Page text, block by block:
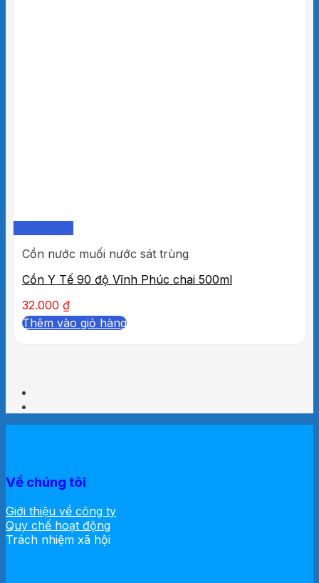
Cồn nước muối nước sát trùng
Cồn Y Tế 90 độ Vĩnh Phúc chai 500ml
32.000 ₫
Thêm vào giỏ hàng
Về chúng tôi
Giới thiệu về công ty
Quy chế hoạt động
Trách nhiệm xã hội